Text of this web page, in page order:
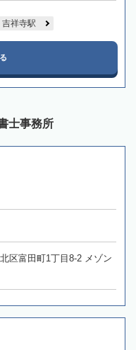
吉祥寺駅
士事務所
区富田町1丁目8-2 メゾン